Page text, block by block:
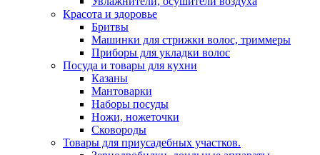
Красота и здоровье
Бритвы
Машинки для стрижки волос, триммеры
Приборы для укладки волос
Посуда и товары для кухни
Казаны
Мантоварки
Наборы посуды
Ножи, ножеточки
Сковороды
Товары для приусадебных участков.